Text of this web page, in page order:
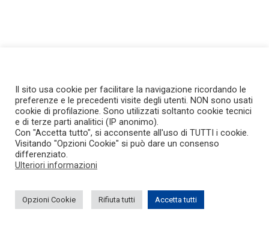
Il sito usa cookie per facilitare la navigazione ricordando le
preferenze e le precedenti visite degli utenti. NON sono usati
cookie di profilazione. Sono utilizzati soltanto cookie tecnici
e di terze parti analitici (IP anonimo).
Con "Accetta tutto", si acconsente all'uso di TUTTI i cookie.
Visitando "Opzioni Cookie" si può dare un consenso
differenziato.
Ulteriori informazioni
Opzioni Cookie Rifiuta tutti Accetta tutti